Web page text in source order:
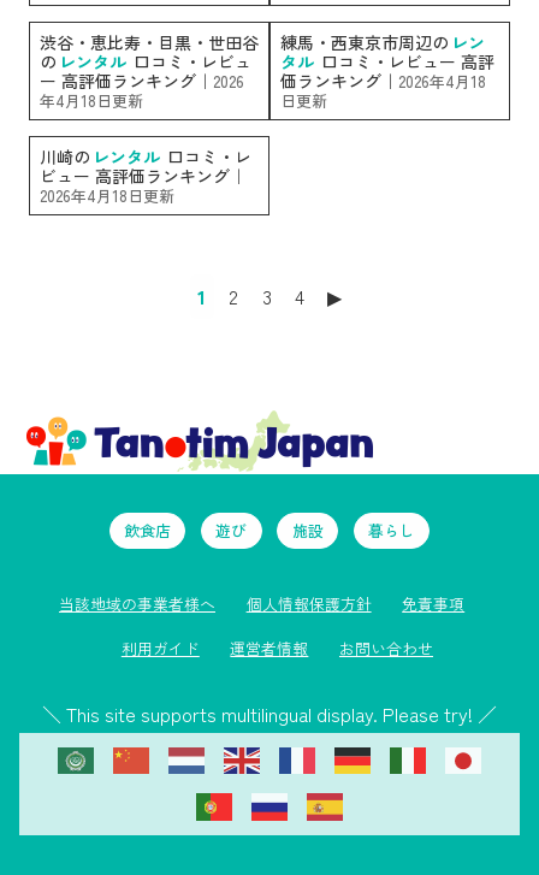
渋谷・恵比寿・目黒・世田谷
の レンタル 口コミ・レビュ
ー 高評価ランキング｜ 2026
年4月18日更新
練馬・西東京市周辺の レン
タル 口コミ・レビュー 高評
価ランキング｜ 2026年4月18
日更新
川崎の レンタル 口コミ・レ
ビュー 高評価ランキング｜
2026年4月18日更新
1 2 3 4 ▶︎
飲食店 遊び 施設 暮らし
当該地域の事業者様へ 個人情報保護方針
免責事項
利用ガイド
運営者情報 お問い合わせ
＼ This site supports multilingual display. Please try! ／